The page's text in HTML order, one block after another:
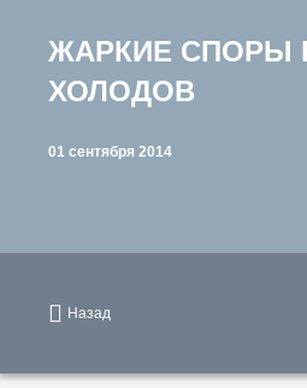
ЖАРКИЕ СПОРЫ
ХОЛОДОВ
01 сентября 2014
Назад